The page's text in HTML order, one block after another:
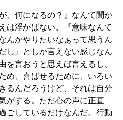
、何になるの？』なんて聞か
は浮かばない。『意味なんて
んかやりたいなぁって思うん
し』としか言えない感じなん
を言おうと思えば言えるし、
め、喜ばせるために、いろい
るんだろうけど、それは自分
がする。ただ心の声に正直
ごしているだけなんだ。行動